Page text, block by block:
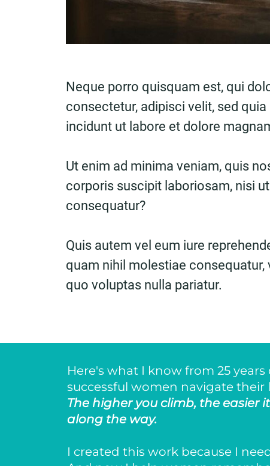
Neque porro quisquam est, qui
consectetur, adipisci velit, sed
incidunt ut labore et dolore
Ut enim ad minima veniam, quis
corporis suscipit laboriosam, nisi
consequatur?
Quis autem vel eum iure
quam nihil molestiae
quo voluptas nulla pariatur.
Here's what I know from 25
successful women navigate their
The higher you climb, the easier
along the way.
I created this work because I